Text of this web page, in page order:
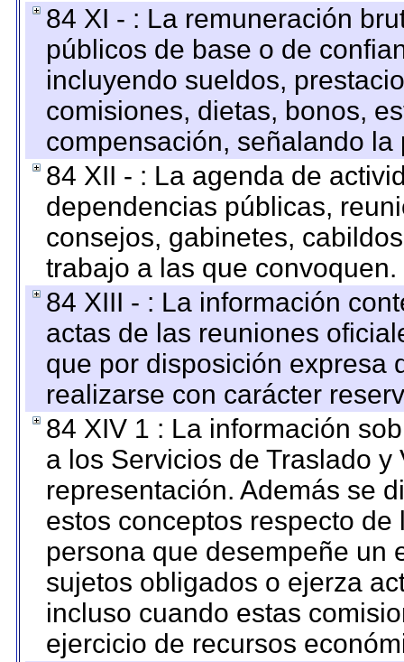
84 XI - : La remuneración
públicos de base o de
incluyendo sueldos,
comisiones, dietas, bonos,
compensación, señalando
84 XII - : La agenda de
dependencias públicas,
consejos, gabinetes,
trabajo a las que convoquen.
84 XIII - : La información
actas de las reuniones
que por disposición expresa
realizarse con carácter
84 XIV 1 : La información
a los Servicios de Traslado
representación. Además se
estos conceptos respecto
persona que desempeñe un
sujetos obligados o ejerza
incluso cuando estas
ejercicio de recursos